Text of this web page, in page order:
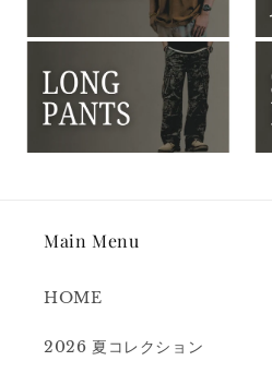
Main Menu
HOME
2026 夏コレクション